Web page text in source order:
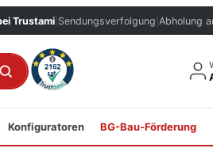
Trustami Sendungsverfolgung Abholung
Konfiguratoren BG-Bau-Förderung